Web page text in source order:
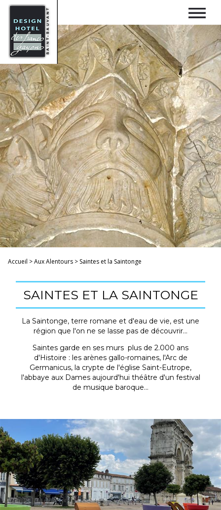
Accueil >Aux Alentours> Saintes et la Saintonge
SAINTES ET LA SAINTONGE
La Saintonge, terre romane et d'eau de vie, est une
région que l'on ne se lasse pas de découvrir...
Saintes garde en ses murs plus de 2.000 ans
d'Histoire : les arènes gallo-romaines, l'Arc de
Germanicus, la crypte de l'église Saint-Eutrope,
l'abbaye aux Dames aujourd'hui théâtre d'un festival
de musique baroque...